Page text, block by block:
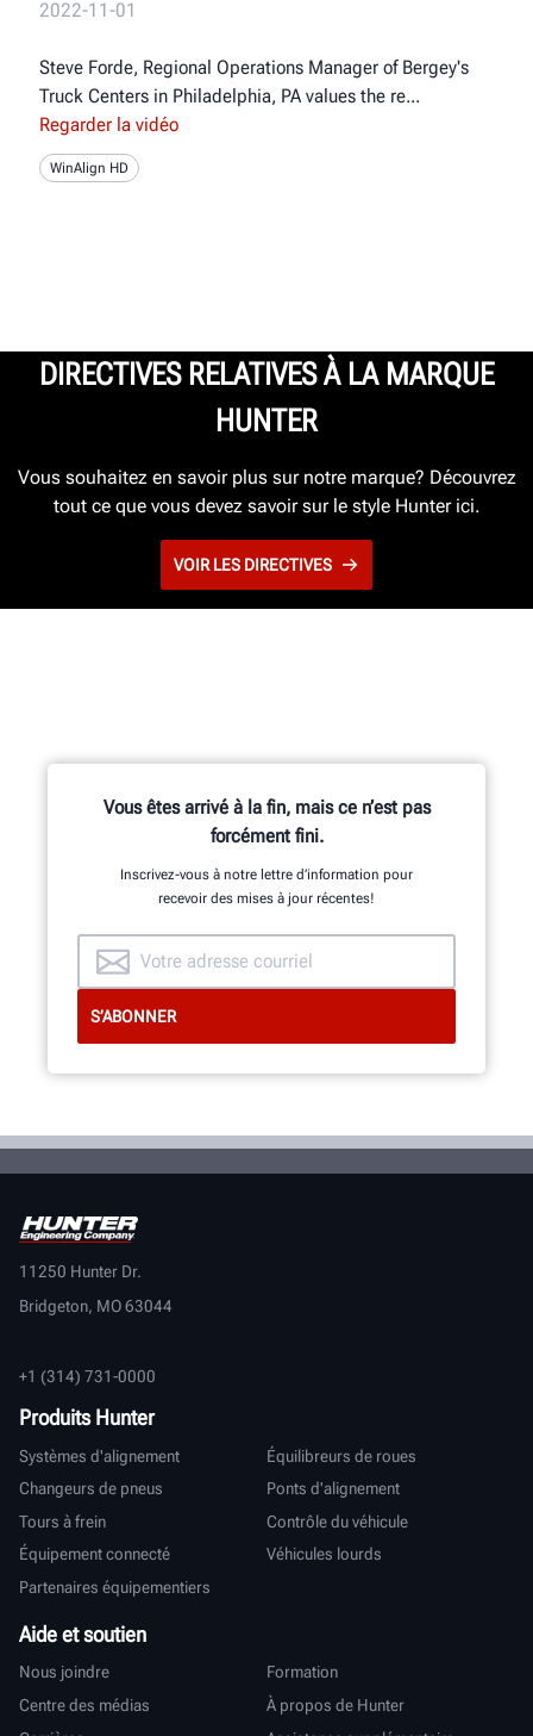
2022-11-01
Steve Forde, Regional Operations Manager of Bergey's
Truck Centers in Philadelphia, PA values the re
Regarder la vidéo
WinAlign HD
DIRECTIVES RELATIVES À LA MARQUE
HUNTER
Vous souhaitez en savoir plus sur notre marque? Découvrez
tout ce que vous devez savoir sur le style Hunter ici.
VOIR LES DIRECTIVES
Vous êtes arrivé à la fin, mais ce n’est pas
forcément fini.
Inscrivez-vous à notre lettre d’information pour
recevoir des mises à jour récentes!
11250 Hunter Dr.
Bridgeton, MO 63044
+1 (314) 731-0000
Produits Hunter
Systèmes d'alignement
Équilibreurs de roues
Changeurs de pneus
Ponts d'alignement
Tours à frein
Contrôle du véhicule
Équipement connecté
Véhicules lourds
Partenaires équipementiers
Aide et soutien
Nous joindre
Formation
Centre des médias
À propos de Hunter